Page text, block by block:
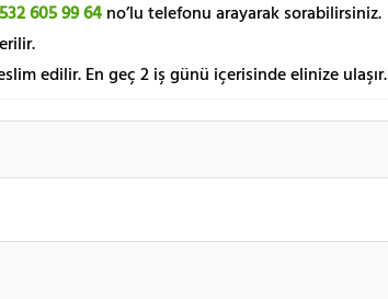
605 99 64 no’lu telefonu arayarak sorabilirsiniz.
edilir. En geç 2 iş günü içerisinde elinize ulaşır.